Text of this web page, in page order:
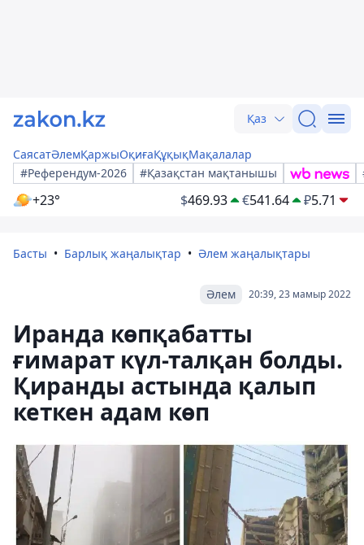
Қаз
СаясатӘлемҚаржыОқиғаҚұқықМақалалар
#Референдум-2026
#Қазақстан мақтанышы
+23° $469.93 €541.64 ₽5.71
Басты Барлық жаңалықтар Әлем жаңалықтары
20:39, 23 мамыр 2022
Әлем
Иранда көпқабатты
ғимарат күл-талқан болды.
Қиранды астында қалып
кеткен адам көп